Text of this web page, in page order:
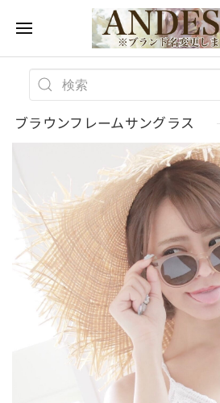
ブラウンフレームサングラス